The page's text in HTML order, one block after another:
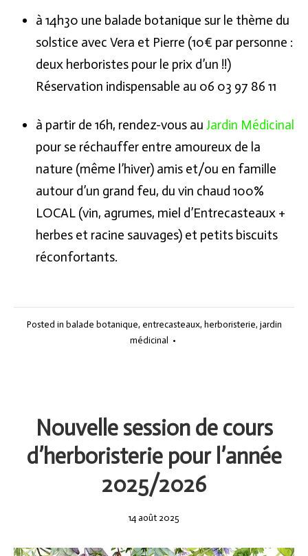
à 14h30 une balade botanique sur le thème du
solstice avec Vera et Pierre (10€ par personne :
deux herboristes pour le prix d’un !!)
Réservation indispensable au 06 03 97 86 11
à partir de 16h, rendez-vous au Jardin Médicinal
pour se réchauffer entre amoureux de la
nature (même l’hiver) amis et/ou en famille
autour d’un grand feu, du vin chaud 100%
LOCAL (vin, agrumes, miel d’Entrecasteaux +
herbes et racine sauvages) et petits biscuits
réconfortants.
Posted in balade botanique, entrecasteaux, herboristerie, jardin
médicinal •
Nouvelle session de cours
d’herboristerie pour l’année
2025/2026
14 août 2025
2025